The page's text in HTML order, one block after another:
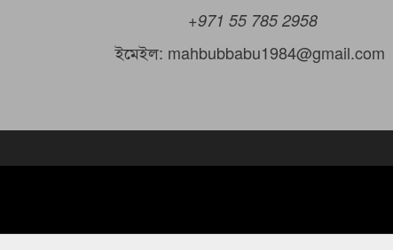
+971 55 785 2958
ইমেইল: mahbubbabu1984@gmail.com